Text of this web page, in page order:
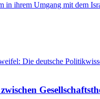
in ihrem Umgang mit
Die deutsche